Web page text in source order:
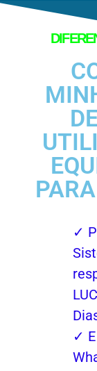
✓
✓